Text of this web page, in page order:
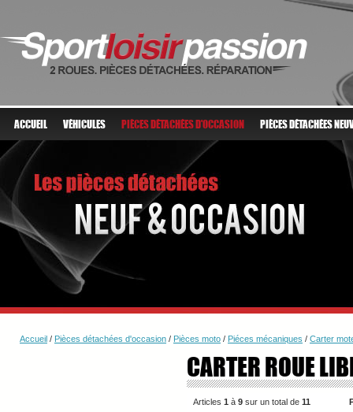
ACCUEIL VÉHICULES PIÈCES DÉTACHÉES D'OCCASION PIÈCES DÉTACHÉES
Accueil / Pièces détachées d'occasion / Pièces moto / Piéces mécaniques / Carter
CARTER ROUE
Articles 1 à 9 sur un total de 11